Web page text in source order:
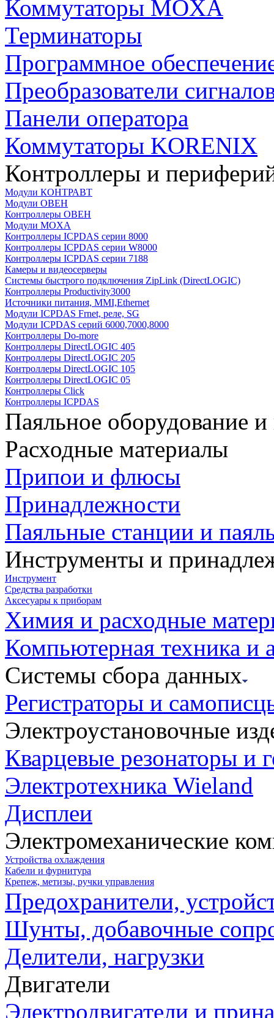
Коммутаторы MOXA
Терминаторы
Программное
Преобразователи
Панели оператора
Коммутаторы KORENIX
Контроллеры и
Модули КОНТРАВТ
Модули ОВЕН
Контроллеры ОВЕН
Модули MOXA
Контроллеры ICPDAS серии 8000
Контроллеры ICPDAS серии W8000
Контроллеры ICPDAS серии 7188
Камеры и видеосерверы
Системы быстрого подключения ZipLink (DirectLOGIC)
Контроллеры Productivity3000
Источники питания, MMI,Ethernet
Модули ICPDAS Frnet, реле, SG
Модули ICPDAS серий 6000,7000,8000
Контроллеры Do-more
Контроллеры DirectLOGIC 405
Контроллеры DirectLOGIC 205
Контроллеры DirectLOGIC 105
Контроллеры DirectLOGIC 05
Контроллеры Click
Контроллеры ICPDAS
Паяльное оборудование
Расходные материалы
Припои и флюсы
Принадлежности
Паяльные станции и
Инструменты и
Инструмент
Средства разработки
Аксесуары к приборам
Химия и расходные
Компьютерная техника и
Системы сбора данных
Регистраторы и
Электроустановочные
Кварцевые резонаторы и
Электротехника Wieland
Дисплеи
Электромеханические
Устройства охлаждения
Кабели и фурнитура
Крепеж, метизы, ручки управления
Предохранители,
Шунты, добавочные
Делители, нагрузки
Двигатели
Электродвигатели и